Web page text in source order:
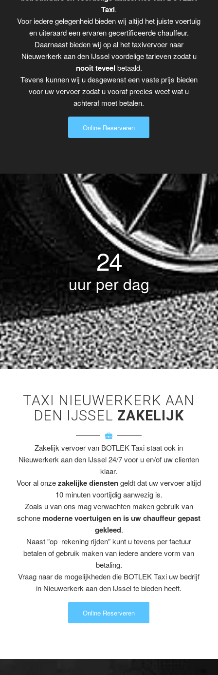
Taxi.
Voor iedere gelegenheid bieden wij altijd het juiste voertuig
en uiteraard een ervaren gecertificeerde chauffeur.
Daarnaast bieden wij op al het taxivervoer naar
Nieuwerkerk aan den IJssel voordelige tarieven zodat u
nooit teveel betaald.
Tevens kunnen wij u desgewenst een vaste prijs bieden
voor uw vervoer zodat u vooraf precies weet wat u
achteraf moet betalen.
Online Reserveren
24
uur per dag
TAXI NIEUWERKERK AAN
DEN IJSSEL ZAKELIJK
Zakelijk vervoer van BOTLEK Taxi staat ook in
Nieuwerkerk aan den IJssel 24/7 voor u en/of uw clienten
klaar.
Voor al onzezakelijke dienstengeldt dat uw vervoer altijd
10 minuten voortijdig aanwezig is.
Zoals u van ons mag verwachten maken gebruik van
schone moderne voertuigen en is uw chauffeur gepast
gekleed.
Naast ”op rekening rijden” kunt u tevens per factuur
betalen of gebruik maken van iedere andere vorm van
betaling.
Vraag naar de mogelijkheden die BOTLEK Taxi uw bedrijf
in Nieuwerkerk aan den IJssel te bieden heeft.
Online Reserveren